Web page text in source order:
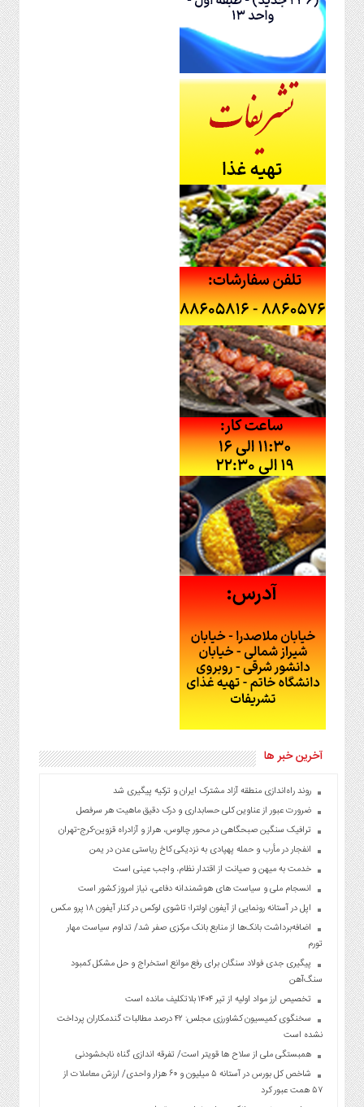
آخرین خبر ها
روند راه‌اندازی منطقه آزاد مشترک ایران و ترکیه پیگیری شد
ضرورت عبور از عناوین کلی حسابداری و درک دقیق ماهیت هر سرفصل
ترافیک سنگین صبحگاهی در محور چالوس، هراز و آزادراه قزوین-کرج-تهران
انفجار در مأرب و حمله پهپادی به نزدیکی کاخ ریاستی عدن در یمن
خدمت به میهن و صیانت از اقتدار نظام، واجب عینی است
انسجام ملی و سیاست های هوشمندانه دفاعی، نیاز امروز کشور است
اپل در آستانه رونمایی از آیفون اولترا؛ تاشوی لوکس در کنار آیفون ۱۸ پرو مکس
اضافه‌برداشت بانک‌ها از منابع بانک مرکزی صفر شد/ تداوم سیاست مهار
تورم
پیگیری جدی فولاد سنگان برای رفع موانع استخراج و حل مشکل کمبود
سنگ‌آهن
تخصیص ارز مواد اولیه از تیر ۱۴۰۴ بلاتکلیف مانده است
سخنگوی کمیسیون کشاورزی مجلس: ۴۲ درصد مطالبات گندمکاران پرداخت
نشده است
همبستگی ملی از سلاح ها قویتر است/ تفرقه اندازی گناه نابخشودنی
شاخص کل بورس در آستانه ۵ میلیون و ۶۰ هزار واحدی/ ارزش معاملات از
۵۷ همت عبور کرد